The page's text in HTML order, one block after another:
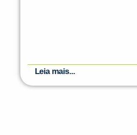
Leia mais...